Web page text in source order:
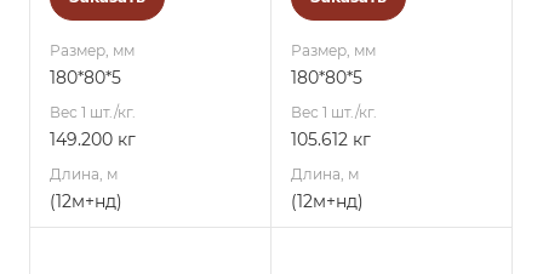
Размер, мм
180*80*5
Вес 1 шт./кг.
149.200 кг
Длина, м
(12м+нд)
Размер, мм
180*80*5
Вес 1 шт./кг.
105.612 кг
Длина, м
(12м+нд)